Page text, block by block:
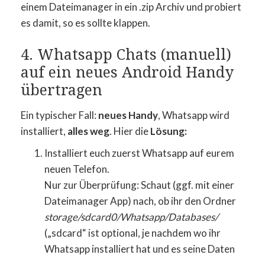
einem Dateimanager in ein .zip Archiv und probiert
es damit, so es sollte klappen.
4. Whatsapp Chats (manuell)
auf ein neues Android Handy
übertragen
Ein typischer Fall: neues Handy, Whatsapp wird
installiert, alles weg. Hier dieLösung:
Installiert euch zuerst Whatsapp auf eurem
neuen Telefon.
Nur zur Überprüfung: Schaut (ggf. mit einer
Dateimanager App) nach, ob ihr den Ordner
storage/sdcard0/Whatsapp/Databases/
(„sdcard“ ist optional, je nachdem wo ihr
Whatsapp installiert hat und es seine Daten